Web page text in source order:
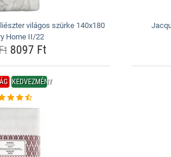
világos szürke 140x180
Home II/22
8097 Ft
KEDVEZMÉNY